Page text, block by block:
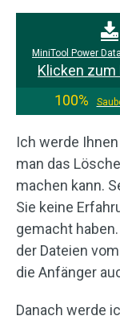
MiniTool Power
Klicken zum
100%
Ich werde
man das
machen kann.
Sie keine
gemacht
der Dateien
die Anfänger
Danach werde